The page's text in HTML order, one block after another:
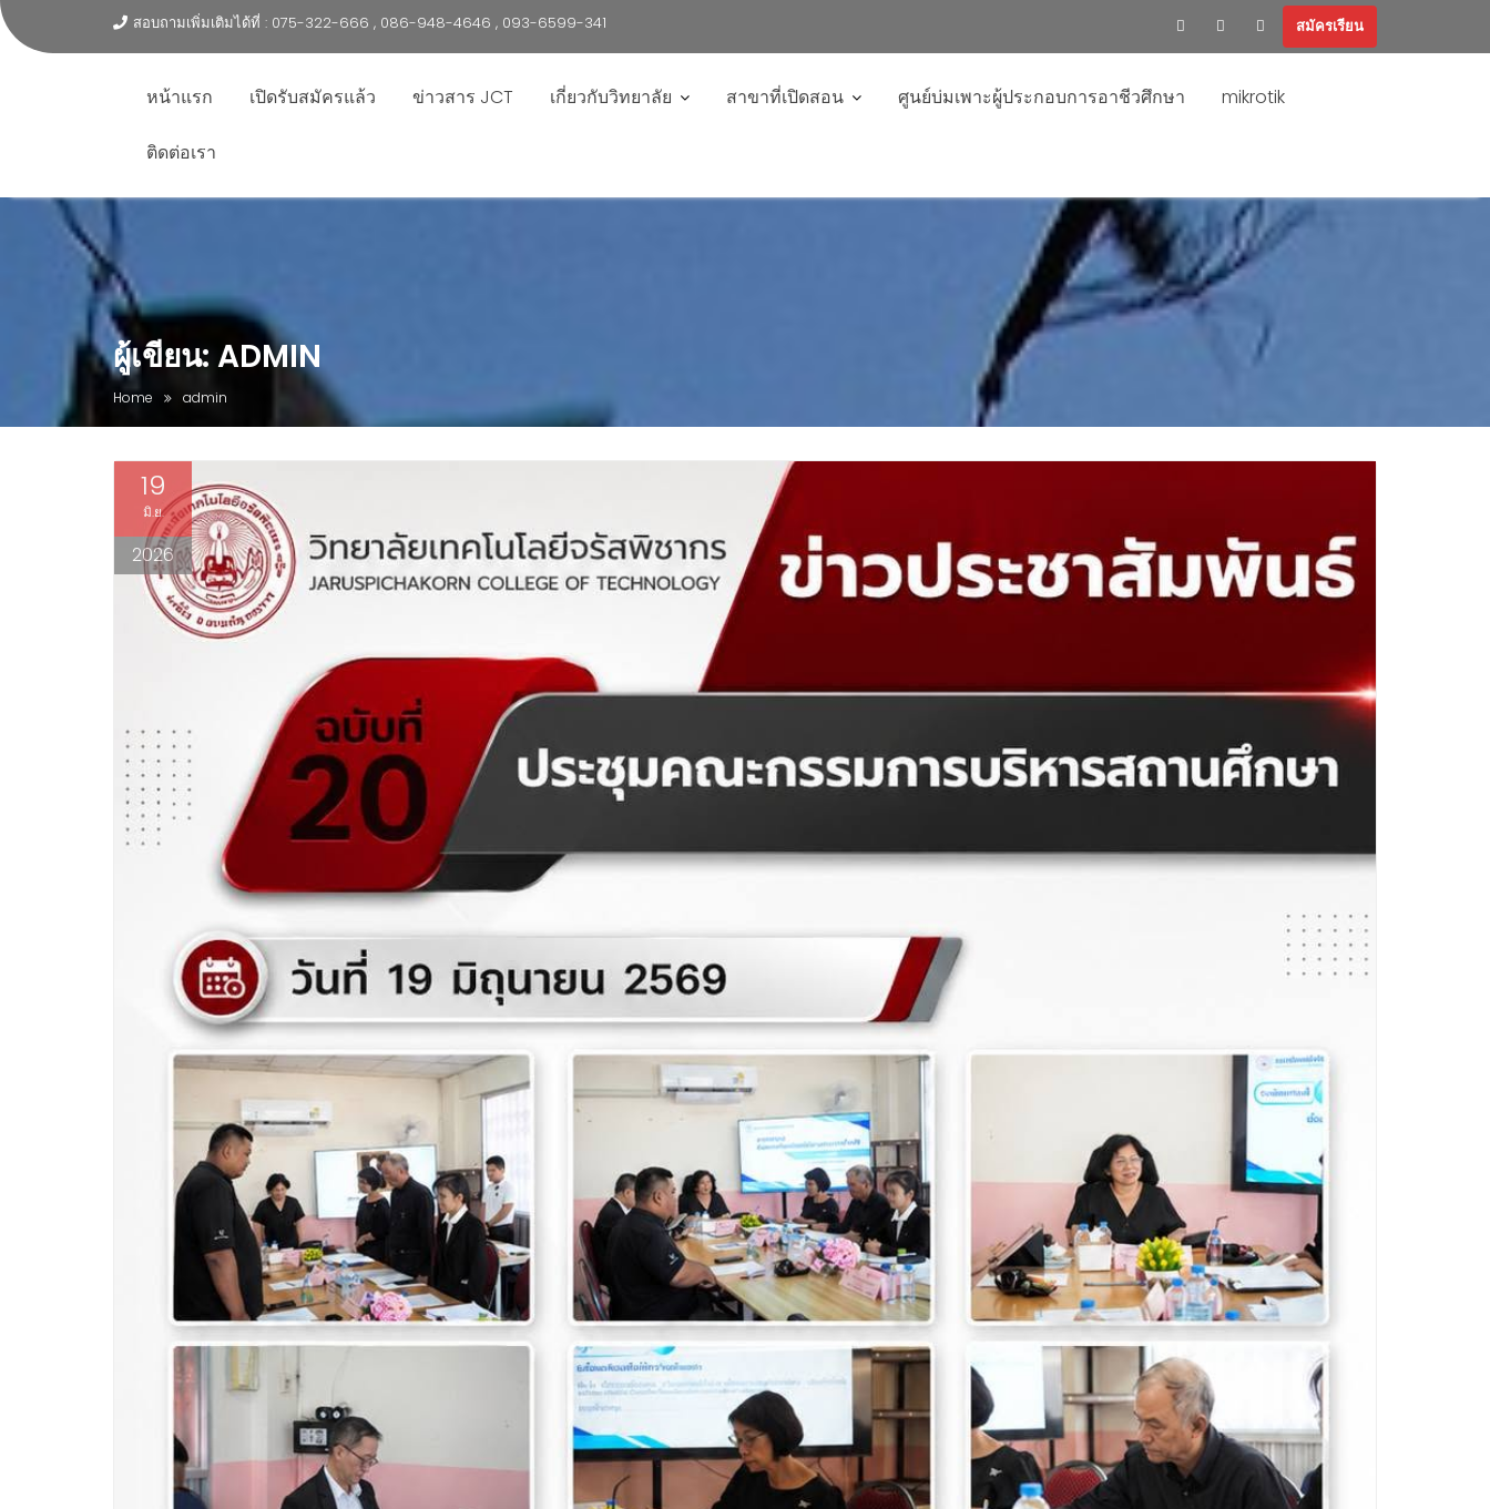
สอบถามเพิ่มเติมได้ที่ : 075-322-666 , 086-948-4646 , 093-6599-341 สมัครเรียน
หน้าแรก เปิดรับสมัครแล้ว ข่าวสาร JCT เกี่ยวกับวิทยาลัย สาขาที่เปิดสอน ศูนย์บ่มเพาะผู้ประกอบการอาชีวศึกษา mikrotik
ติดต่อเรา
ผู้เขียน: ADMIN
Home admin
19
มิ.ย.
2026